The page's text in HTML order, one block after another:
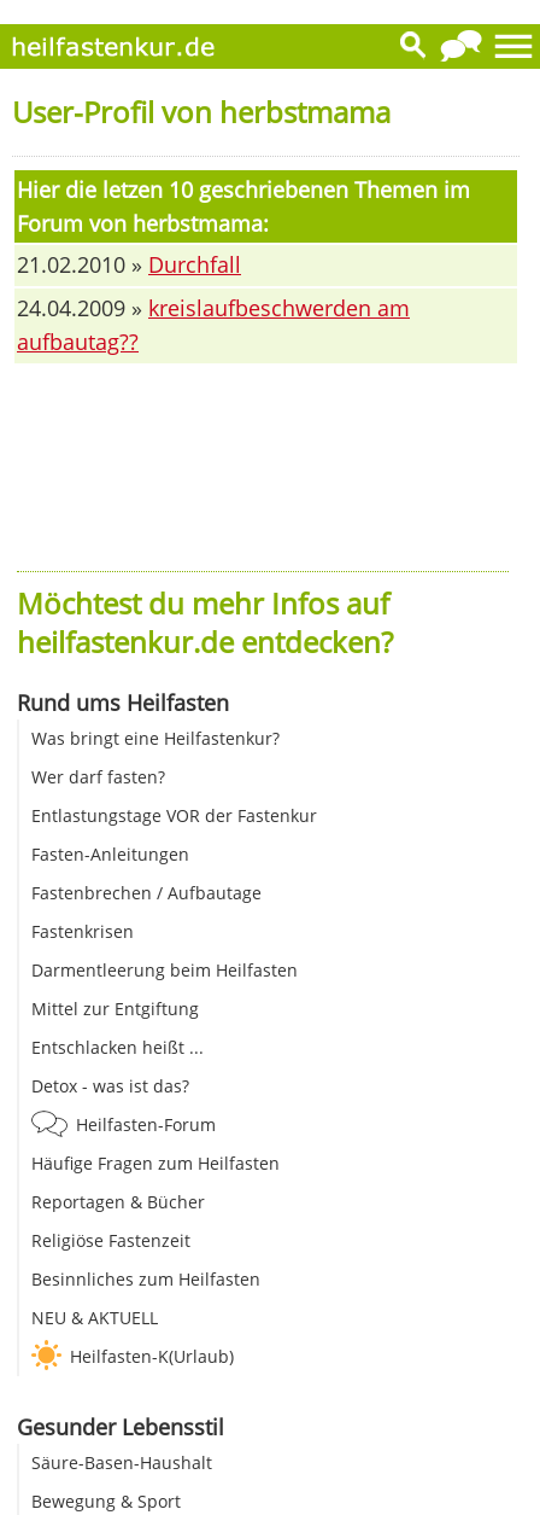
User-Profil von herbstmama
Hier die letzen 10 geschriebenen Themen im
Forum von herbstmama:
21.02.2010 » Durchfall
24.04.2009 » kreislaufbeschwerden am
aufbautag??
Möchtest du mehr Infos auf
heilfastenkur.de entdecken?
Rund ums Heilfasten
Was bringt eine Heilfastenkur?
Wer darf fasten?
Entlastungstage VOR der Fastenkur
Fasten-Anleitungen
Fastenbrechen / Aufbautage
Fastenkrisen
Darmentleerung beim Heilfasten
Mittel zur Entgiftung
Entschlacken heißt ...
Detox - was ist das?
Heilfasten-Forum
Häufige Fragen zum Heilfasten
Reportagen & Bücher
Religiöse Fastenzeit
Besinnliches zum Heilfasten
NEU & AKTUELL
Heilfasten-K(Urlaub)
Gesunder Lebensstil
Säure-Basen-Haushalt
Bewegung & Sport